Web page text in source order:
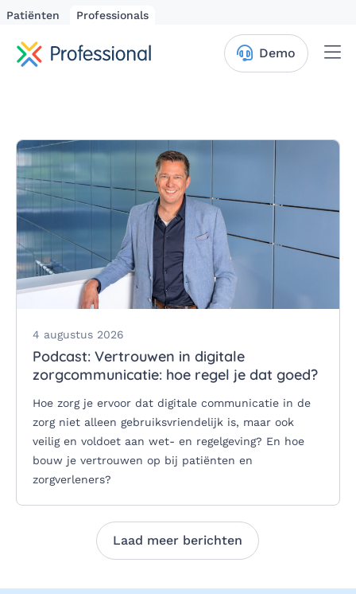
Patiënten Professionals
Demo
4 augustus 2026
Podcast: Vertrouwen in digitale
zorgcommunicatie: hoe regel je dat goed?
Hoe zorg je ervoor dat digitale communicatie in de
zorg niet alleen gebruiksvriendelijk is, maar ook
veilig en voldoet aan wet- en regelgeving? En hoe
bouw je vertrouwen op bij patiënten en
zorgverleners?
Laad meer berichten